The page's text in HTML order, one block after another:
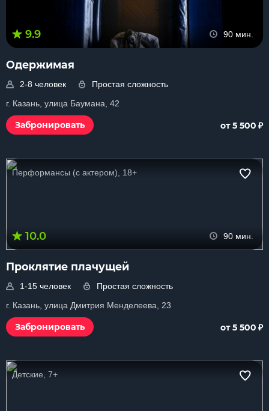
9.9 90 мин.
Одержимая
2-8 человек
Простая сложность
г. Казань, улица Баумана, 42
Забронировать от 5 500 ₽
Перформансы (с актером), 18+
10.0 90 мин.
Проклятие плачущей
1-15 человек
Простая сложность
г. Казань, улица Дмитрия Менделеева, 23
Забронировать от 5 500 ₽
Детские, 7+